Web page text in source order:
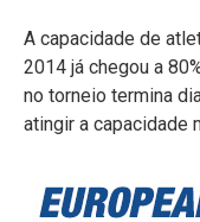
A capacidade de
2014 já chegou a
no torneio termina
atingir a capacidade